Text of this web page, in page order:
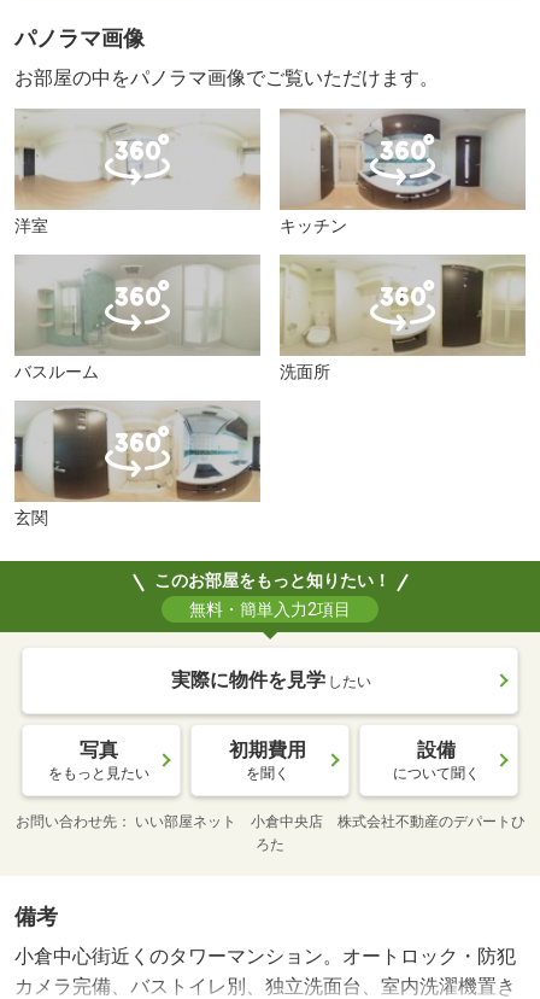
パノラマ画像
お部屋の中をパノラマ画像でご覧いただけます。
洋室 キッチン
バスルーム 洗面所
玄関
このお部屋をもっと知りたい！
無料・簡単入力2項目
実際に物件を見学 したい
写真
をもっと見たい
初期費用
を聞く
設備
について聞く
お問い合わせ先
いい部屋ネット 小倉中央店 株式会社不動産のデパートひ
ろた
備考
小倉中心街近くのタワーマンション。オートロック・防犯
カメラ完備、バストイレ別、独立洗面台、室内洗濯機置き